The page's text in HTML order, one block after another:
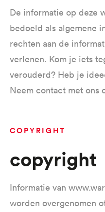
De informatie op deze
bedoeld als algemene
rechten aan de
verlenen. Kom je iets
verouderd? Heb je
Neem contact met ons
COPYRIGHT
copyright
Informatie van
worden overgenomen